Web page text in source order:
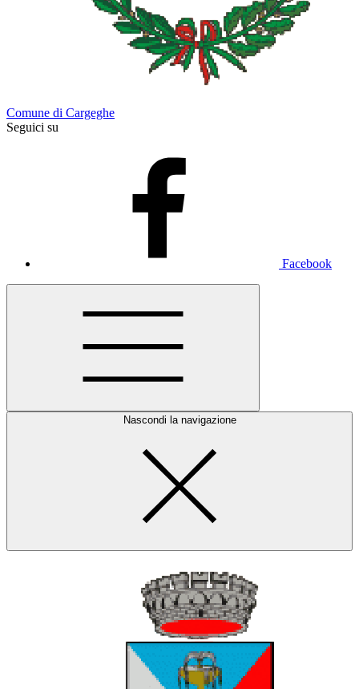
Comune di Cargeghe
Seguici su
Facebook
Nascondi la navigazione